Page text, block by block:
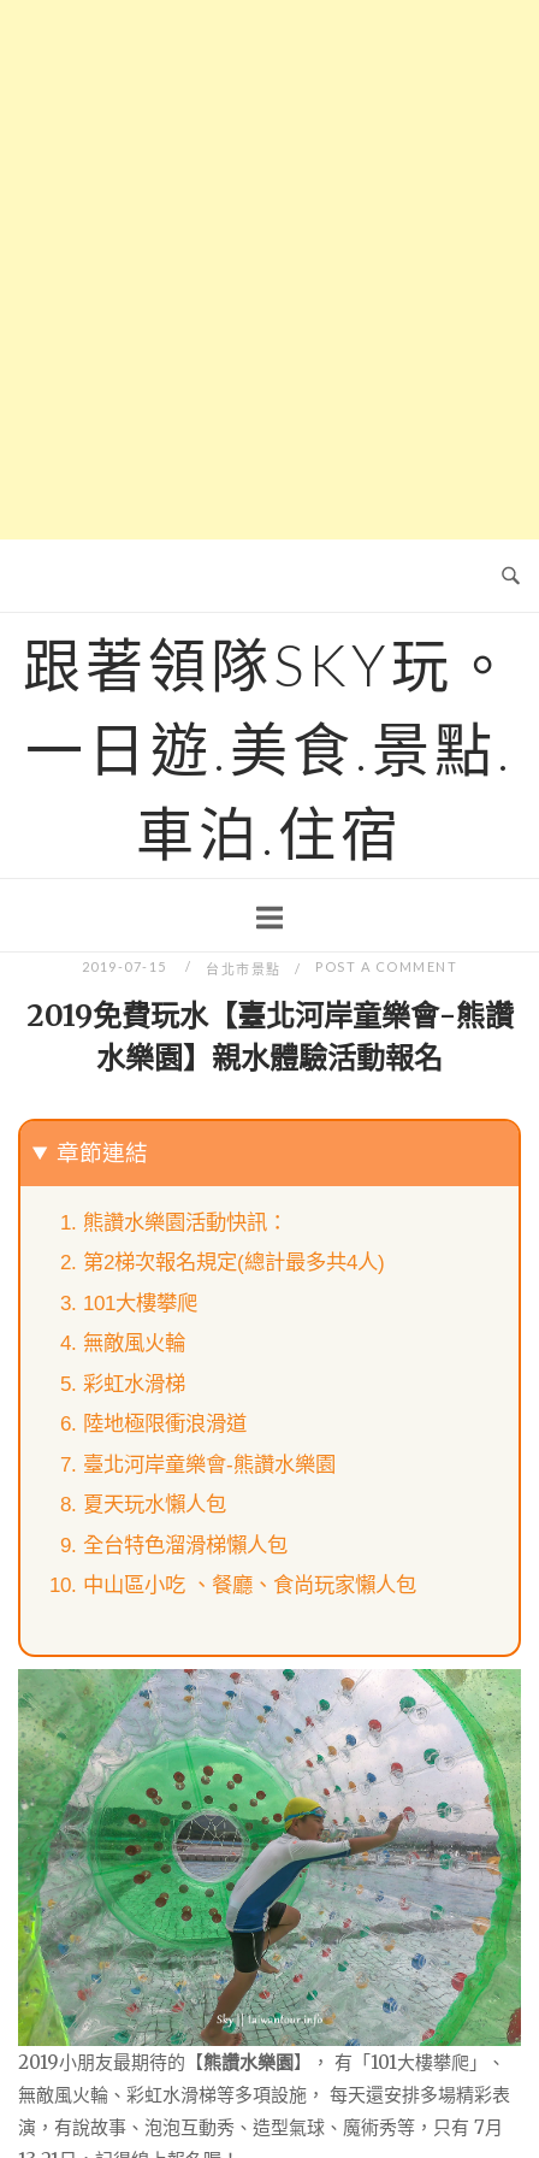
跟著領隊SKY玩。
一日遊.美食.景點.
車泊.住宿
2019-07-15 台北市景點 POST A COMMENT
2019免費玩水【臺北河岸童樂會-熊讚
水樂園】親水體驗活動報名
章節連結
熊讚水樂園活動快訊​​：
第2梯次報名規定(總計最多共4人)
101大樓攀爬
無敵風火輪
彩虹水滑梯
陸地極限衝浪滑道
臺北河岸童樂會-熊讚水樂園
夏天玩水懶人包
全台特色溜滑梯懶人包
中山區小吃 、餐廳、食尚玩家懶人包
2019小朋友最期待的【熊讚水樂園】， 有「101大樓攀爬」、
無敵風火輪、彩虹水滑梯等多項設施， 每天還安排多場精彩表
演，有說故事、泡泡互動秀、造型氣球、魔術秀等，只有 7月